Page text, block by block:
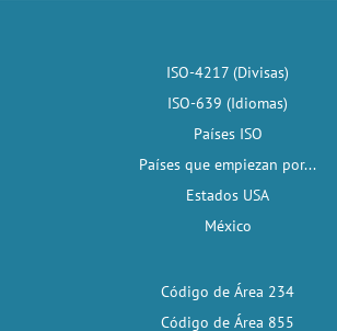
ISO-4217 (Divisas)
ISO-639 (Idiomas)
Países ISO
Países que empiezan por...
Estados USA
México
Código de Área 234
Código de Área 855